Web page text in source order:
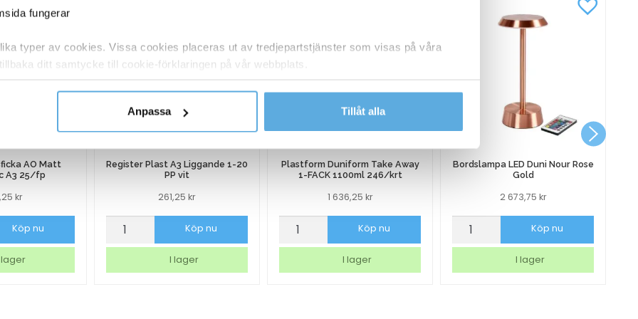
fungerar
typer av cookies. Vissa cookies placeras ut av tredjepartstjänster som visas på våra
ditt samtycke till cookie-förklaringen på vår webbplats.
Anpassa
Tillåt alla
AO Matt
A3 25/fp
kr
Köp nu
lager
Register Plast A3 Liggande 1-20
PP vit
261,25 kr
Register
Liggande
Köp nu
I lager
Plastform Duniform Take Away
1-FACK 1100ml 246/krt
1 636,25 kr
Plastform
Duniform
Away
Köp nu
I lager
Bordslampa LED Duni Nour Rose
Gold
2 673,75 kr
Bordslampa
Nour
Köp nu
I lager